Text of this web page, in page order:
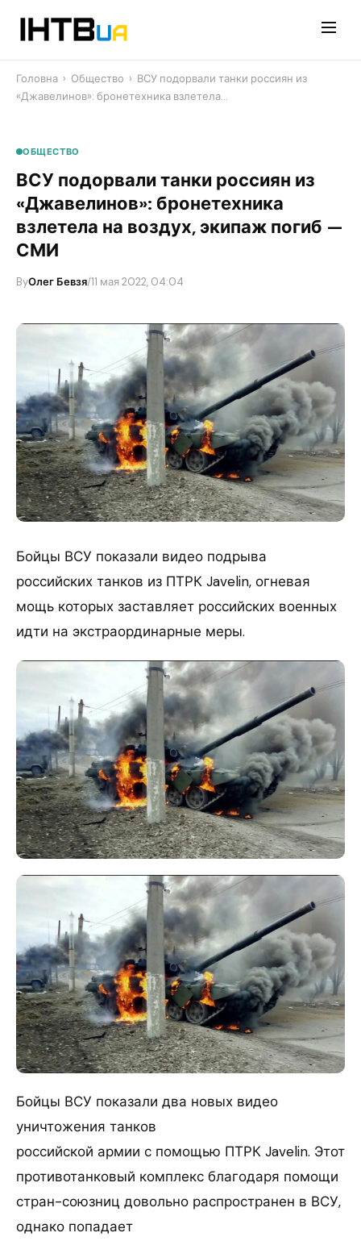
Головна › Общество › ВСУ подорвали танки россиян из
«Джавелинов»: бронетехника взлетела…
ОБЩЕСТВО
ВСУ подорвали танки россиян из
«Джавелинов»: бронетехника
взлетела на воздух, экипаж погиб —
СМИ
ByОлег Бевзя/11 мая 2022, 04:04
Бойцы ВСУ показали видео подрыва
российских танков из ПТРК Javelin, огневая
мощь которых заставляет российских военных
идти на экстраординарные меры.
Бойцы ВСУ показали два новых видео
уничтожения танков
российской армии с помощью ПТРК Javelin. Этот
противотанковый комплекс благодаря помощи
стран-союзниц довольно распространен в ВСУ,
однако попадает